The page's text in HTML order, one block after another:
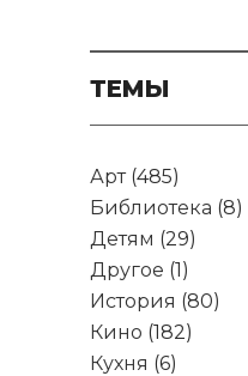
ТЕМЫ
Арт(485)
Библиотека (8)
Детям (29)
Другое (1)
История (80)
Кино (182)
Кухня (6)